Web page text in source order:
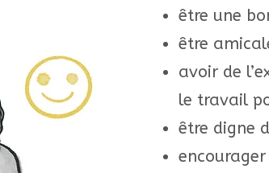
être une
être
avoir de
le travail
être digne